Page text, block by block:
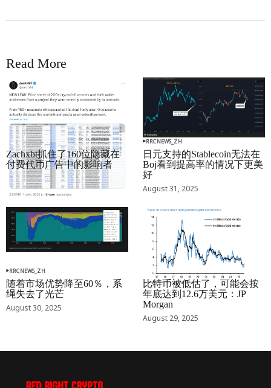
Read More
RRCNEWS_ZH
Zachxbt抓住了160位隐藏在
付费代币广告中的影响者
September 01, 2025
RRCNEWS_ZH
日元支持的Stablecoin无法在
Boj看到提高率的情况下更美
好
August 31, 2025
RRCNEWS_ZH
随着市场优势降至60％，系
绳失去了光芒
August 30, 2025
RRCNEWS_ZH
比特币被低估了，可能会按
年底达到12.6万美元：JP
Morgan
August 29, 2025